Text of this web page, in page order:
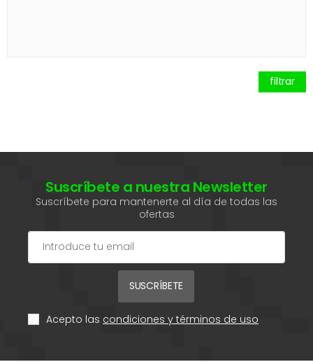
filtrar
Suscríbete a nuestra Newsletter
Suscríbete para mantenerte al día de todas las
ofertas
SUSCRÍBETE
Acepto las condiciones y términos de uso